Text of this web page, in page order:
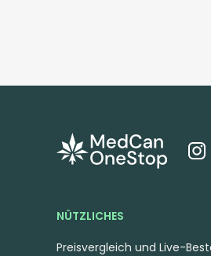
NÜTZLICHES
Preisvergleich und Live-